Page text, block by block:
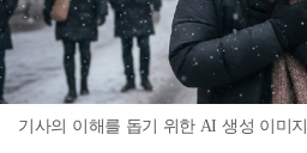
기사의 이해를 돕기 위한 AI 생성 이미지